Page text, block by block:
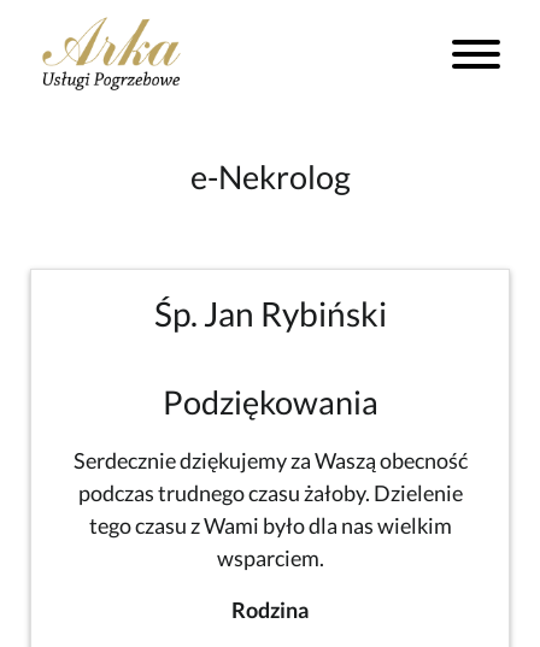
e-Nekrolog
Śp. Jan Rybiński
Podziękowania
Serdecznie dziękujemy za Waszą obecność
podczas trudnego czasu żałoby. Dzielenie
tego czasu z Wami było dla nas wielkim
wsparciem.
Rodzina